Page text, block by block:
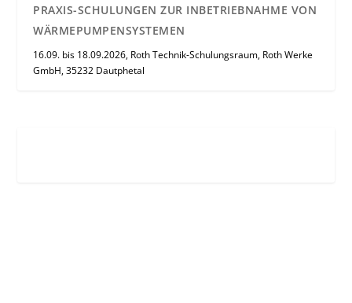
PRAXIS-SCHULUNGEN ZUR INBETRIEBNAHME VON
WÄRMEPUMPENSYSTEMEN
16.09. bis 18.09.2026, Roth Technik-Schulungsraum, Roth Werke
GmbH, 35232 Dautphetal